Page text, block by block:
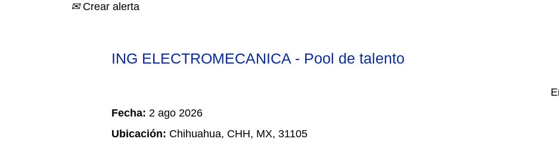
Crear alerta
ING ELECTROMECANICA - Pool de talento
Fecha: 2 ago 2026
Ubicación: Chihuahua, CHH, MX, 31105